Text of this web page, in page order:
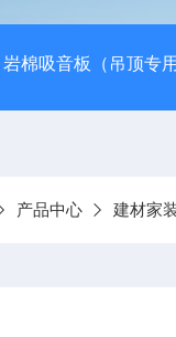
岩棉吸音板（吊顶专
产品中心 建材家